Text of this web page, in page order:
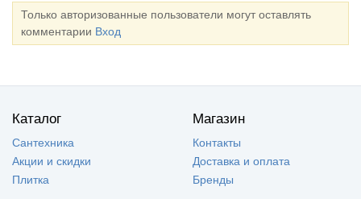
Только авторизованные пользователи могут оставлять
комментарии Вход
Каталог
Сантехника
Акции и скидки
Плитка
Магазин
Контакты
Доставка и оплата
Бренды